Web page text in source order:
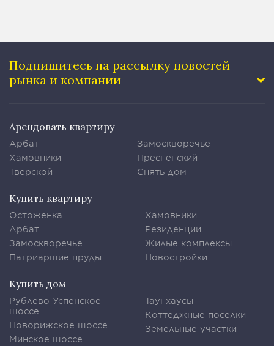
Подпишитесь на рассылку новостей
рынка и компании
Арендовать квартиру
Арбат
Хамовники
Тверской
Замоскворечье
Пресненский
Снять дом
Купить квартиру
Остоженка
Арбат
Замоскворечье
Патриаршие пруды
Хамовники
Резиденции
Жилые комплексы
Новостройки
Купить дом
Рублево-Успенское
шоссе
Новорижское шоссе
Минское шоссе
Таунхаусы
Коттеджные поселки
Земельные участки